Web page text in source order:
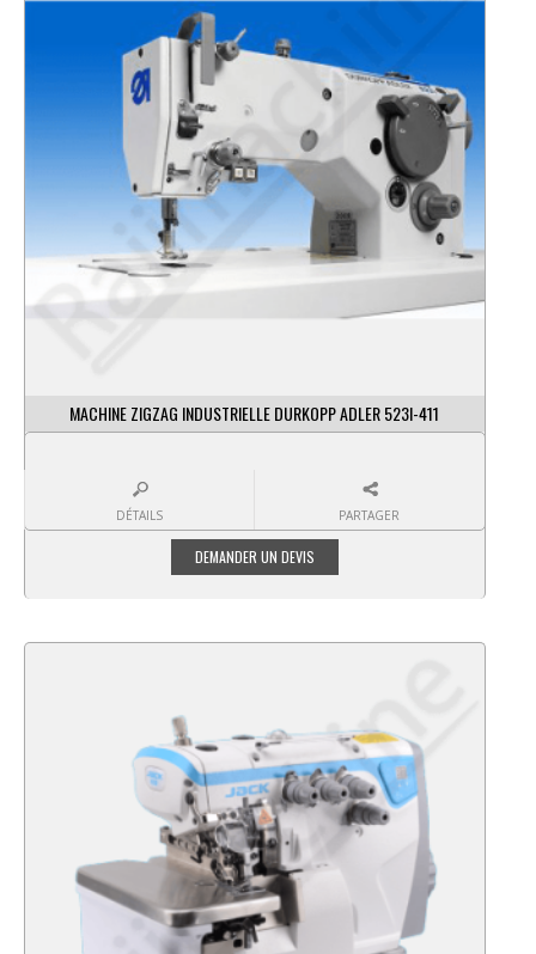
MACHINE ZIGZAG INDUSTRIELLE DURKOPP ADLER 523I-411
DÉTAILS PARTAGER